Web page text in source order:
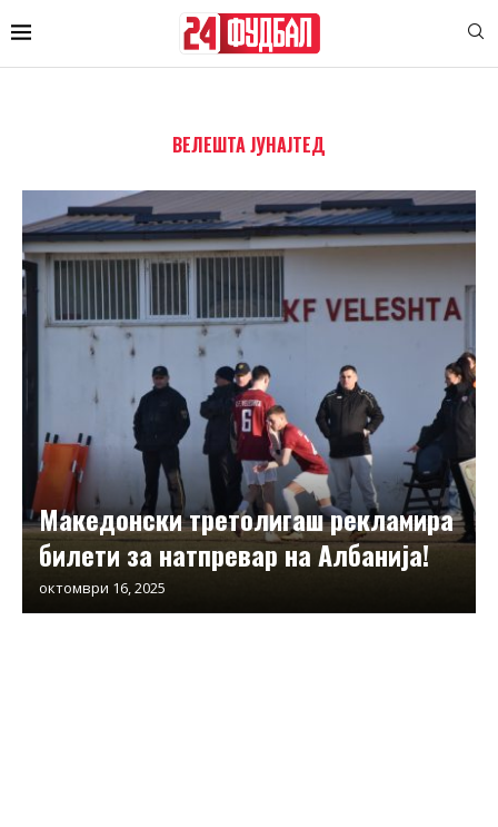
ВЕЛЕШТА ЈУНАЈТЕД
Македонски третолигаш рекламира
билети за натпревар на Албанија!
октомври 16, 2025